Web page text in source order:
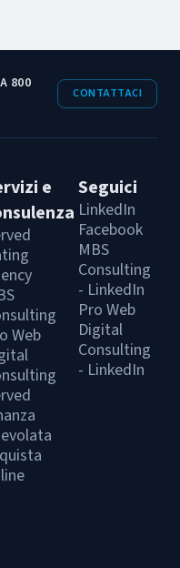
800
CONTATTACI
e
Web
Seguici
LinkedIn
Facebook
MBS
Consulting
- LinkedIn
Pro Web
Digital
Consulting
- LinkedIn